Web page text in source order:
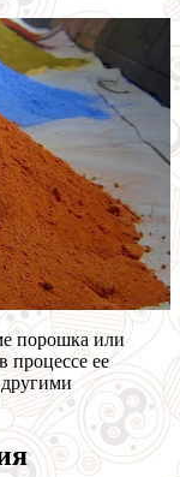
порошка или
процессе ее